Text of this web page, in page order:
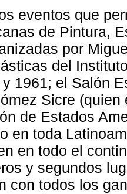
eventos que
de Pintura,
por
del
1961; el Salón
Sicre
de Estados
en toda
en todo el
y segundos
con todos los